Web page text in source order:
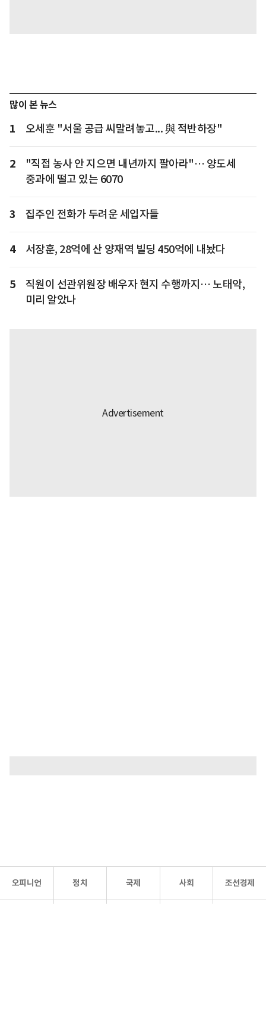
많이 본 뉴스
1 오세훈 "서울 공급 씨말려놓고... 與 적반하장"
2
"직접 농사 안 지으면 내년까지 팔아라"… 양도세
중과에 떨고 있는 6070
3 집주인 전화가 두려운 세입자들
4 서장훈, 28억에 산 양재역 빌딩 450억에 내놨다
5
직원이 선관위원장 배우자 현지 수행까지… 노태악,
미리 알았나
오피니언 정치 국제 사회 조선경제